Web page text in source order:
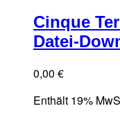
Cinque
Datei-
0,00 €
Enthält 19%